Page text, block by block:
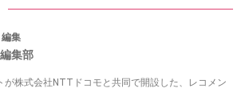
集
集部
が株式会社NTTドコモと共同で開設した、レコメン